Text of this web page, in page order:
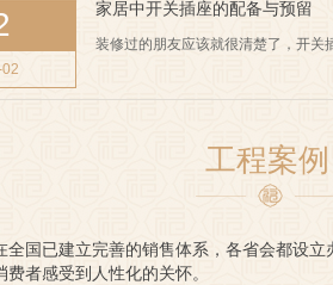
家居中开关插座的配备与预留
装修过的朋友应该就很清楚了，开
工程案例
全国已建立完善的销售体系，各省会都设
费者感受到人性化的关怀。